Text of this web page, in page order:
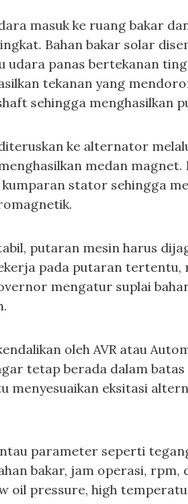
masuk ke ruang bakar
Bahan bakar solar
udara panas bertekanan
tekanan yang
sehingga menghasilkan
ke alternator
medan
stator sehingga
putaran mesin harus
pada putaran tertentu,
mengatur suplai
oleh AVR atau
tetap berada dalam batas
menyesuaikan eksitasi
parameter seperti
bakar, jam operasi,
oil pressure, high